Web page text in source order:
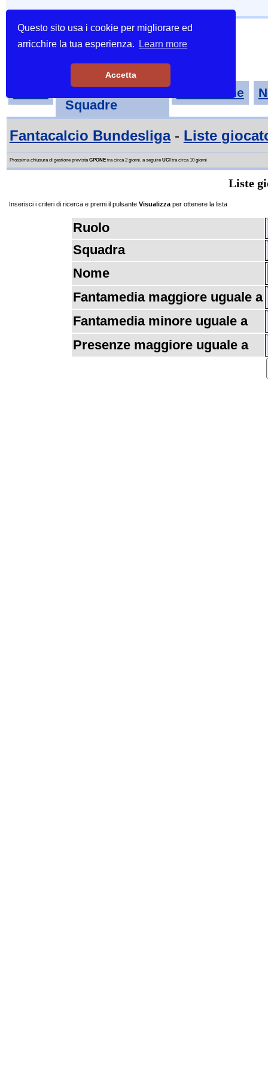
Questo sito usa i cookie per migliorare ed
arricchire la tua esperienza.
Learn more
Accetta
Tornei-
Squadre
Classifiche
Fantacalcio Bundesliga- Liste
Prossima chiusura di gestione previstaGPONEtra circa 2 giorni, a seguire UCI tra circa 10 giorni
Liste
Inserisci i criteri di ricerca e premi il pulsante Visualizzaper ottenere la lista
Ruolo
Squadra
Nome
Fantamedia maggiore uguale a
Fantamedia minore uguale a
Presenze maggiore uguale a